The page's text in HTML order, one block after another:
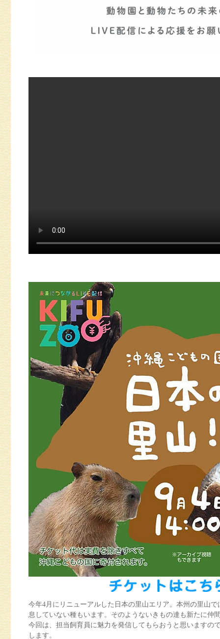
今年4月にリニューアルした日本の里山エリア。本州の里山
息していない種もいます。そのようないきもの達も新たに仲
今回は、担当飼育員に魅力を発信してもらおうと思いますの
します。